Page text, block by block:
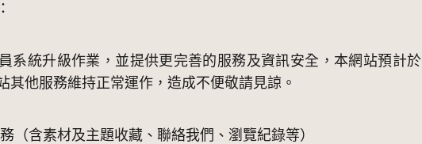
系統升級作業，並提供更完善的服務及資訊安全，本網站預計於
其他服務維持正常運作，造成不便敬請見諒。
（含素材及主題收藏、聯絡我們、瀏覽紀錄等）